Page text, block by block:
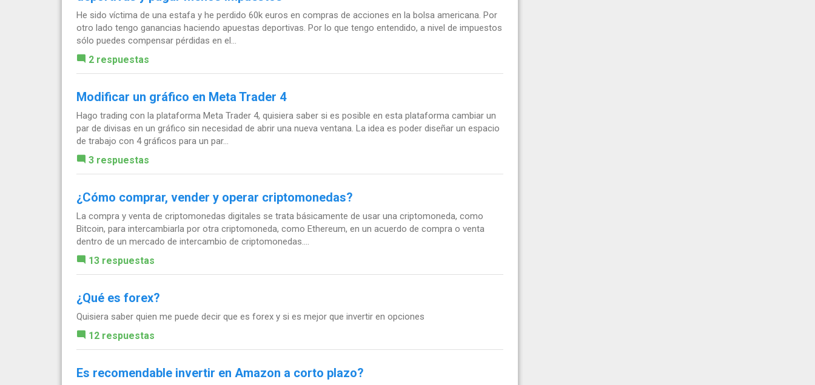
He sido víctima de una estafa y he perdido 60k euros en compras de acciones en la bolsa americana. Por
otro lado tengo ganancias haciendo apuestas deportivas. Por lo que tengo entendido, a nivel de impuestos
sólo puedes compensar pérdidas en el...
2 respuestas
Modificar un gráfico en Meta Trader 4
Hago trading con la plataforma Meta Trader 4, quisiera saber si es posible en esta plataforma cambiar un
par de divisas en un gráfico sin necesidad de abrir una nueva ventana. La idea es poder diseñar un espacio
de trabajo con 4 gráficos para un par...
3 respuestas
¿Cómo comprar, vender y operar criptomonedas?
La compra y venta de criptomonedas digitales se trata básicamente de usar una criptomoneda, como
Bitcoin, para intercambiarla por otra criptomoneda, como Ethereum, en un acuerdo de compra o venta
dentro de un mercado de intercambio de criptomonedas....
13 respuestas
¿Qué es forex?
Quisiera saber quien me puede decir que es forex y si es mejor que invertir en opciones
12 respuestas
Es recomendable invertir en Amazon a corto plazo?